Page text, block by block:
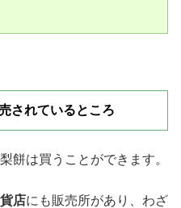
されているところ
餅は買うことができます。
店にも販売所があり、わざ